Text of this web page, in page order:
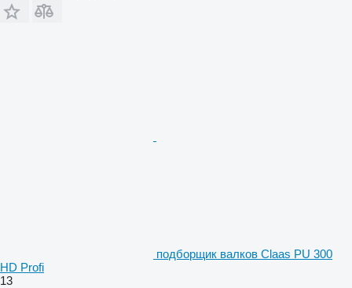
подборщик валков Claas PU 300
HD Profi
13